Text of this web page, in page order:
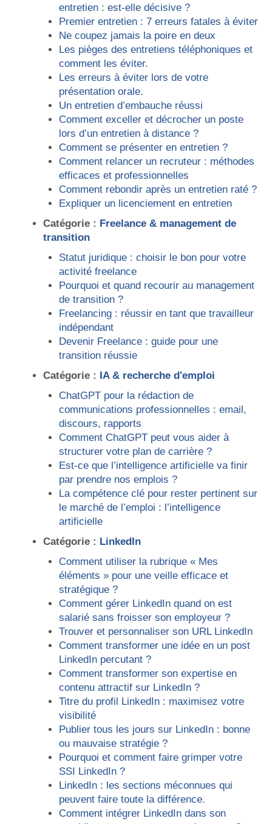
entretien : est-elle décisive ?
Premier entretien : 7 erreurs fatales à éviter
Ne coupez jamais la poire en deux
Les pièges des entretiens téléphoniques et
comment les éviter.
Les erreurs à éviter lors de votre
présentation orale.
Un entretien d’embauche réussi
Comment exceller et décrocher un poste
lors d’un entretien à distance ?
Comment se présenter en entretien ?
Comment relancer un recruteur : méthodes
efficaces et professionnelles
Comment rebondir après un entretien raté ?
Expliquer un licenciement en entretien
Catégorie : Freelance & management de
transition
Statut juridique : choisir le bon pour votre
activité freelance
Pourquoi et quand recourir au management
de transition ?
Freelancing : réussir en tant que travailleur
indépendant
Devenir Freelance : guide pour une
transition réussie
Catégorie : IA & recherche d'emploi
ChatGPT pour la rédaction de
communications professionnelles : email,
discours, rapports
Comment ChatGPT peut vous aider à
structurer votre plan de carrière ?
Est-ce que l’intelligence artificielle va finir
par prendre nos emplois ?
La compétence clé pour rester pertinent sur
le marché de l’emploi : l’intelligence
artificielle
Catégorie : LinkedIn
Comment utiliser la rubrique « Mes
éléments » pour une veille efficace et
stratégique ?
Comment gérer LinkedIn quand on est
salarié sans froisser son employeur ?
Trouver et personnaliser son URL LinkedIn
Comment transformer une idée en un post
LinkedIn percutant ?
Comment transformer son expertise en
contenu attractif sur LinkedIn ?
Titre du profil LinkedIn : maximisez votre
visibilité
Publier tous les jours sur LinkedIn : bonne
ou mauvaise stratégie ?
Pourquoi et comment faire grimper votre
SSI LinkedIn ?
LinkedIn : les sections méconnues qui
peuvent faire toute la différence.
Comment intégrer LinkedIn dans son